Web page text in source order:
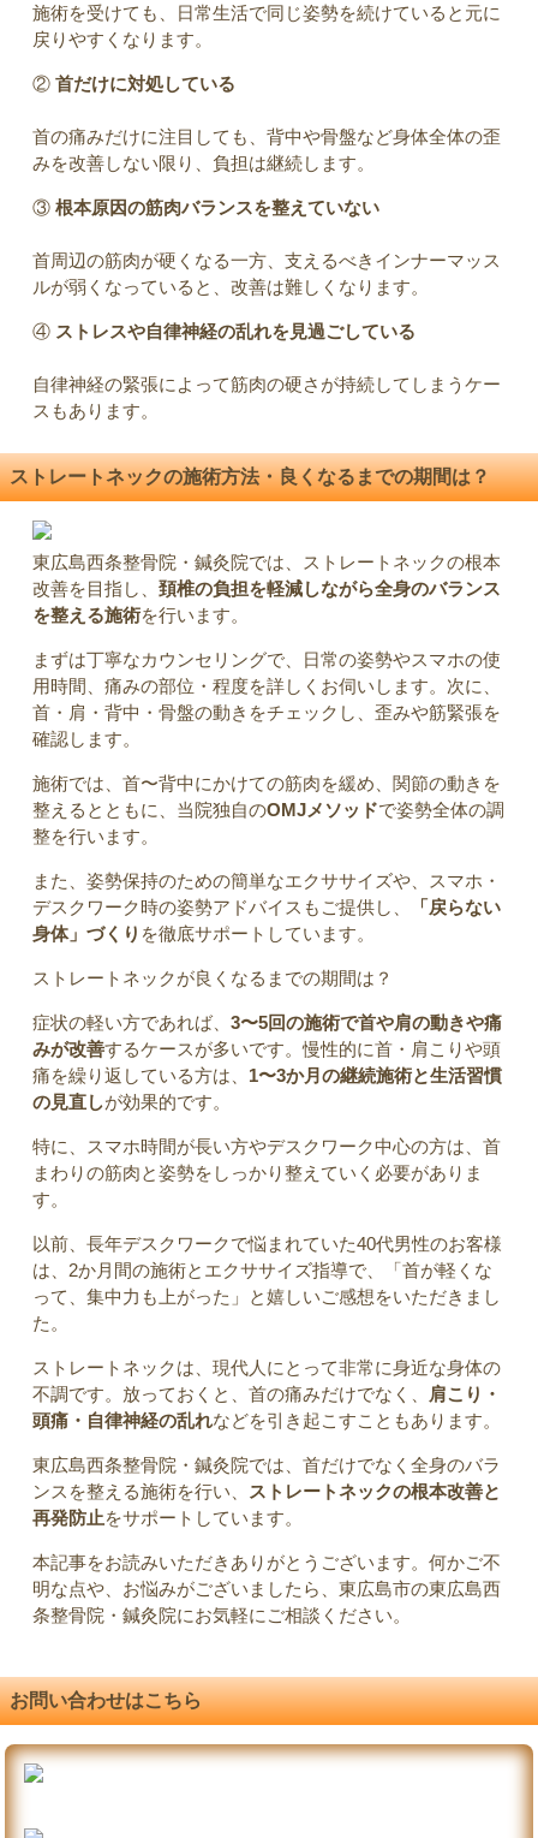
施術を受けても、日常生活で同じ姿勢を続けていると元に
戻りやすくなります。
② 首だけに対処している
首の痛みだけに注目しても、背中や骨盤など身体全体の歪
みを改善しない限り、負担は継続します。
③ 根本原因の筋肉バランスを整えていない
首周辺の筋肉が硬くなる一方、支えるべきインナーマッス
ルが弱くなっていると、改善は難しくなります。
④ ストレスや自律神経の乱れを見過ごしている
自律神経の緊張によって筋肉の硬さが持続してしまうケー
スもあります。
ストレートネックの施術方法・良くなるまでの期間は？
東広島西条整骨院・鍼灸院では、ストレートネックの根本
改善を目指し、 頚椎の負担を軽減しながら全身のバランス
を整える施術を行います。
まずは丁寧なカウンセリングで、日常の姿勢やスマホの使
用時間、痛みの部位・程度を詳しくお伺いします。次に、
首・肩・背中・骨盤の動きをチェックし、歪みや筋緊張を
確認します。
施術では、首〜背中にかけての筋肉を緩め、関節の動きを
整えるとともに、当院独自のOMJメソッドで姿勢全体の調
整を行います。
また、姿勢保持のための簡単なエクササイズや、スマホ・
デスクワーク時の姿勢アドバイスもご提供し、
「戻らない
身体」づくり を徹底サポートしています。
ストレートネックが良くなるまでの期間は？
症状の軽い方であれば、 3〜5回の施術で首や肩の動きや痛
みが改善するケースが多いです。慢性的に首・肩こりや頭
痛を繰り返している方は、 1〜3か月の継続施術と生活習慣
の見直しが効果的です。
特に、スマホ時間が長い方やデスクワーク中心の方は、首
まわりの筋肉と姿勢をしっかり整えていく必要がありま
す。
以前、長年デスクワークで悩まれていた40代男性のお客様
は、2か月間の施術とエクササイズ指導で、「首が軽くな
って、集中力も上がった」と嬉しいご感想をいただきまし
た。
ストレートネックは、現代人にとって非常に身近な身体の
不調です。放っておくと、首の痛みだけでなく、
肩こり・
頭痛・自律神経の乱れなどを引き起こすこともあります。
東広島西条整骨院・鍼灸院では、首だけでなく全身のバラ
ンスを整える施術を行い、
ストレートネックの根本改善と
再発防止をサポートしています。
本記事をお読みいただきありがとうございます。何かご不
明な点や、お悩みがございましたら、東広島市の東広島西
条整骨院・鍼灸院にお気軽にご相談ください。
お問い合わせはこちら